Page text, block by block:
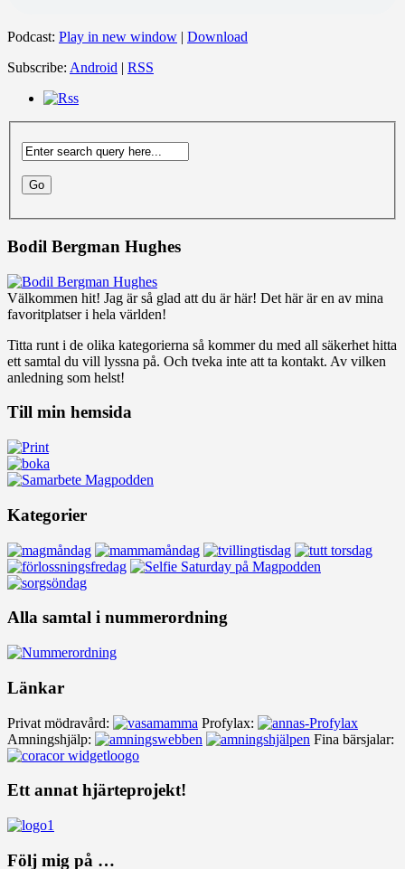
Podcast: Play in new window | Download
Subscribe: Android | RSS
Bodil Bergman Hughes
Välkommen hit! Jag är så glad att du är här! Det här är en av mina
favoritplatser i hela världen!
Titta runt i de olika kategorierna så kommer du med all säkerhet hitta
ett samtal du vill lyssna på. Och tveka inte att ta kontakt. Av vilken
anledning som helst!
Till min hemsida
Kategorier
Alla samtal i nummerordning
Länkar
Privat mödravård:
Profylax:
Amningshjälp:
Fina bärsjalar:
Ett annat hjärteprojekt!
Följ mig på …